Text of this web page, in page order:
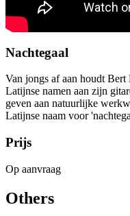
Nachtegaal
Van jongs af aan houdt
Latijnse namen aan zijn
geven aan natuurlijke
Latijnse naam voor
Prijs
Op aanvraag
Others